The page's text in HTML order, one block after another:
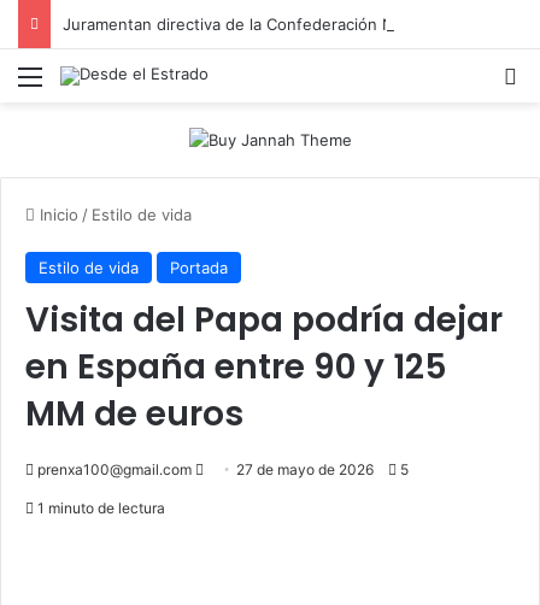
Menú
Inicio / Estilo de vida
Estilo de vida Portada
Visita del Papa podría dejar
en España entre 90 y 125
MM de euros
prenxa100@gmail.com
Send 27 de mayo de 2026 5
1 minuto de lectura